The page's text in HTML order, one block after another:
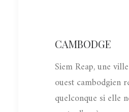
CAMBODGE
Siem Reap, une
ouest cambodgien
quelconque si elle